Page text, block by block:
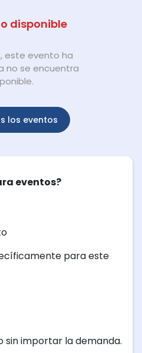
disponible
este evento ha
no se encuentra
los eventos
eventos?
para este
sin importar la demanda.